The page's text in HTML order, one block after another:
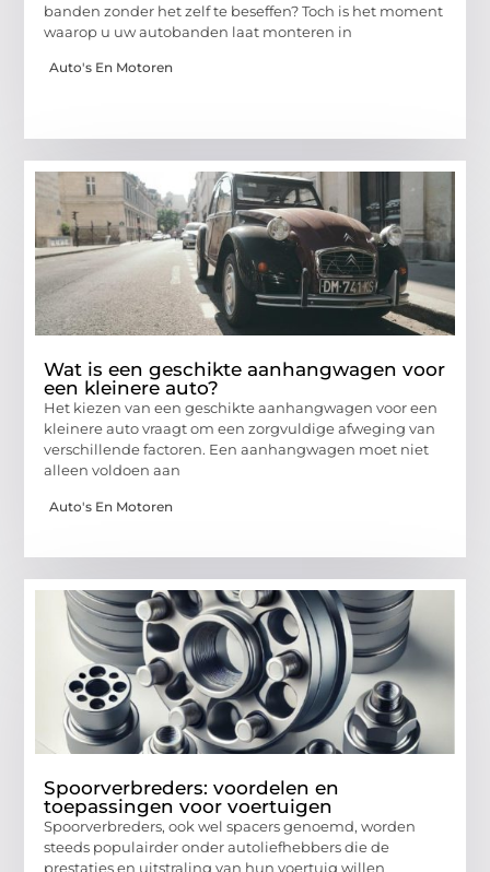
banden zonder het zelf te beseffen? Toch is het moment
waarop u uw autobanden laat monteren in
Auto's En Motoren
Wat is een geschikte aanhangwagen voor
een kleinere auto?
Het kiezen van een geschikte aanhangwagen voor een
kleinere auto vraagt om een zorgvuldige afweging van
verschillende factoren. Een aanhangwagen moet niet
alleen voldoen aan
Auto's En Motoren
Spoorverbreders: voordelen en
toepassingen voor voertuigen
Spoorverbreders, ook wel spacers genoemd, worden
steeds populairder onder autoliefhebbers die de
prestaties en uitstraling van hun voertuig willen